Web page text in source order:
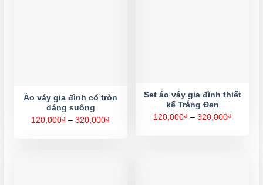
Áo váy gia đình cổ tròn
dáng suông
120,000₫ – 320,000₫
Set áo váy gia đình thiết
kế Trắng Đen
120,000₫ – 320,000₫Khoảng